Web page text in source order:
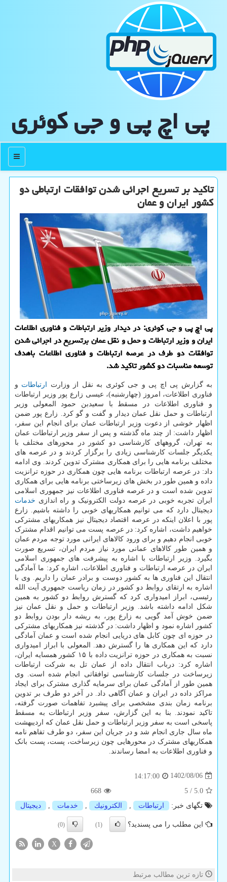
پی اچ پی و جی كوئری
منو
تاکید بر تسریع اجرائی شدن توافقات ارتباطی دو
کشور ایران و عمان
پی اچ پی و جی کوئری: در دیدار وزیر ارتباطات و فناوری اطلاعات
ایران و وزیر ارتباطات و حمل و نقل عمان برتسریع در اجرائی شدن
توافقات دو طرف در عرصه ارتباطات و فناوری اطلاعات باهدف
توسعه مناسبات دو کشور تاکید شد.
به گزارش پی اچ پی و جی کوئری به نقل از وزارت ارتباطات و
فناوری اطلاعات، امروز (چهارشنبه)، عیسی زارع پور وزیر ارتباطات
و فناوری اطلاعات در مسقط با سعیدبن حمود المعولی وزیر
ارتباطات و حمل نقل عمان دیدار و گفت و گو کرد. زارع پور ضمن
اظهار خوشی از دعوت وزیر ارتباطات عمان برای انجام این سفر،
اظهار داشت: از چند ماه گذشته و پس از سفر وزیر ارتباطات عمان
به تهران، گروههای کارشناسی دو کشور در محورهای مختلف با
یکدیگر جلسات کارشناسی زیادی را برگزار کردند و در عرصه های
مختلف برنامه هایی را برای همکاری مشترک تدوین کردند. وی ادامه
داد: در عرصه ارتباطات برنامه هایی چون همکاری در حوزه ترانزیت
داده و همین طور در بخش های زیرساختی برنامه هایی برای همکاری
تدوین شده است و در عرصه فناوری اطلاعات نیز جمهوری اسلامی
ایران تجربه خوبی در عرصه دولت الکترونیک و راه اندازی خدمات
دیجیتال دارد که می توانیم همکاریهای خوبی را داشته باشیم. زارع
پور با اعلان اینکه در عرصه اقتصاد دیجیتال نیز همکاریهای مشترکی
خواهیم داشت، اشاره کرد: در عرصه پست می توانیم اقدام مشترک
خوبی انجام دهیم و برای ورود کالاهای ایرانی مورد توجه مردم عمان
و همین طور کالاهای عمانی مورد نیاز مردم ایران، تسریع صورت
بگیرد. وزیر ارتباطات با اشاره به پیشرفت های جمهوری اسلامی
ایران در عرصه ارتباطات و فناوری اطلاعات، اشاره کرد: ما آمادگی
انتقال این فناوری ها به کشور دوست و برادر عمان را داریم. وی با
اشاره به ارتقای روابط دو کشور در زمان ریاست جمهوری آیت الله
رئیسی، ابراز امیدواری کرد که گسترش روابط دو کشور به همین
شکل ادامه داشته باشد. وزیر ارتباطات و حمل و نقل عمان نیز
ضمن خوش آمد گویی به زارع پور، به ریشه دار بودن روابط دو
کشور اشاره نمود و اظهار داشت: در گذشته نیز همکاریهای مشترکی
در حوزه ای چون کابل های دریایی انجام شده است و عمان آمادگی
دارد که این همکاری ها را گسترش دهد. المعولی با ابراز امیدواری
نسبت به همکاری در حوزه ترانزیت داده با ۱۵ کشور همسایه ایران،
اشاره کرد: درباب انتقال داده از عمان تل به شرکت ارتباطات
زیرساخت در جلسات کارشناسی توافقاتی انجام شده است. وی
همین طور از آمادگی عمان برای سرمایه گذاری مشترک برای ایجاد
مراکز داده در ایران و عمان آگاهی داد. در آخر دو طرف بر تدوین
برنامه زمان بندی مشخصی برای پیشبرد تفاهمات صورت گرفته،
تاکید نمودند. بنا به این گزارش، سفر وزیر ارتباطات به مسقط
پاسخی است به سفر وزیر ارتباطات و حمل نقل عمان که اردیبهشت
ماه سال جاری انجام شد و در جریان این سفر، دو طرف تفاهم نامه
همکاریهای مشترک در محورهایی چون زیرساخت، پست، پست بانک
و فناوری اطلاعات به امضا رساندند.
1402/08/06
14:17:00
5.0
/
5
668
تگهای خبر:
ارتباطات , الكترونیك , خدمات , دیجیتال
این مطلب را می پسندید؟ (1)
(0)
X
تازه ترین مطالب مرتبط